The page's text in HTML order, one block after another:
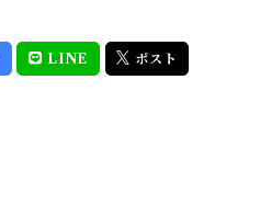
LINE ポスト